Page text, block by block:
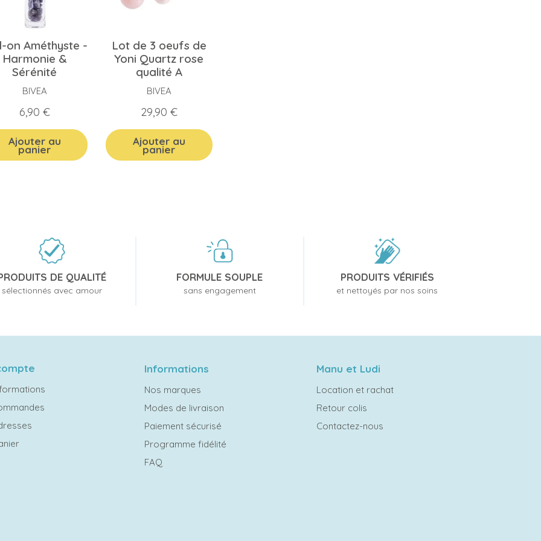
on Améthyste -
Harmonie &
Sérénité
BIVEA
Prix
6,90 €
Ajouter au
panier
Lot de 3 oeufs de
Yoni Quartz rose
qualité A
BIVEA
Prix
29,90 €
Ajouter au
panier
DE QUALITÉ
sélectionnés avec amour
FORMULE SOUPLE
sans engagement
PRODUITS VÉRIFIÉS
et nettoyés par nos soins
Informations
Nos marques
Modes de livraison
Paiement sécurisé
Programme fidélité
FAQ
Manu et Ludi
Location et rachat
Retour colis
Contactez-nous